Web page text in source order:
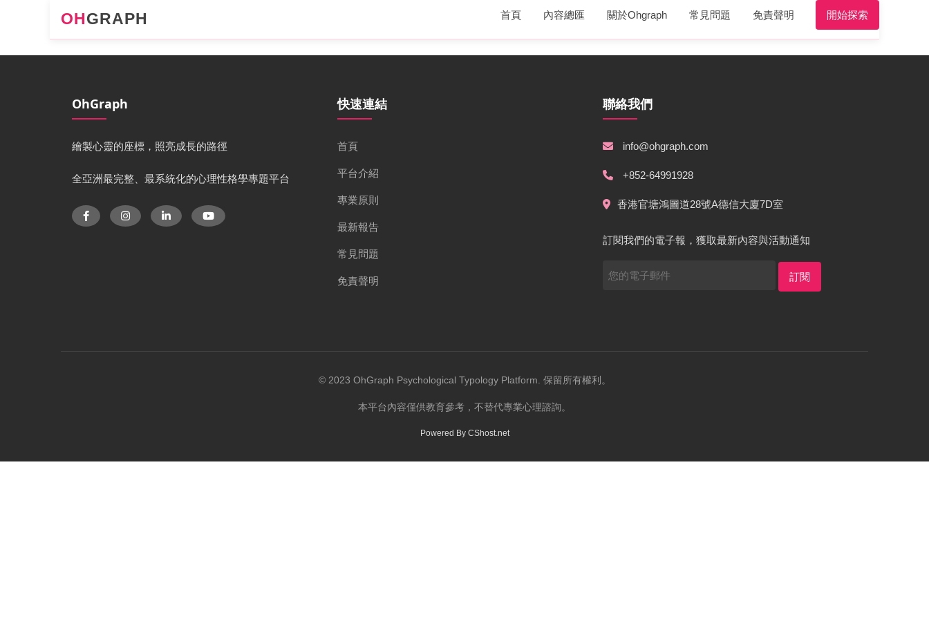
OHGRAPH 首頁 內容總匯 關於Ohgraph 常見問題 免責聲明 開始探索
OhGraph
繪製心靈的座標，照亮成長的路徑
全亞洲最完整、最系統化的心理性格學專題平台
快速連結
首頁
平台介紹
專業原則
最新報告
常見問題
免責聲明
聯絡我們
info@ohgraph.com
+852-64991928
香港官塘鴻圖道28號A德信大廈7D室
訂閱我們的電子報，獲取最新內容與活動通知
訂閱
© 2023 OhGraph Psychological Typology Platform. 保留所有權利。
本平台內容僅供教育參考，不替代專業心理諮詢。
Powered By CShost.net